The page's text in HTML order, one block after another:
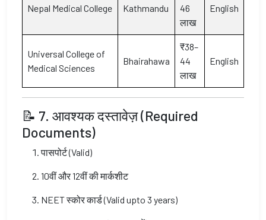
Nepal Medical College Kathmandu
46
लाख
English
Universal College of
Medical Sciences
Bhairahawa
₹38–
44
लाख
English
📝 7. आवश्यक दस्तावेज़ (Required
Documents)
पासपोर्ट (Valid)
10वीं और 12वीं की मार्कशीट
NEET स्कोर कार्ड (Valid upto 3 years)